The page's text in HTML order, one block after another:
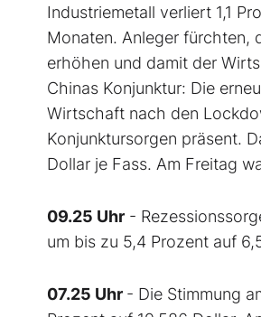
Industriemetall verliert 1,1
Monaten. Anleger fürchten,
erhöhen und damit der
Chinas Konjunktur: Die
Wirtschaft nach den
Konjunktursorgen präsent.
Dollar je Fass. Am Freitag
09.25 Uhr -
um bis zu 5,4 Prozent auf
07.25 Uhr - Die Stimmung